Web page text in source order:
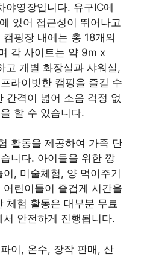
야영장입니다. 유구IC에
있어 접근성이 뛰어나고
핑장 내에는 총 18개의
각 사이트는 약 9m x
고 개별 화장실과 샤워실,
라이빗한 캠핑을 즐길 수
간격이 넓어 소음 걱정 없
할 수 있습니다.
활동을 제공하여 가족 단
니다. 아이들을 위한 깡
, 미술체험, 양 먹이주기
린이들이 즐겁게 시간을
체험 활동은 대부분 무료
안전하게 진행됩니다.
이, 온수, 장작 판매, 산